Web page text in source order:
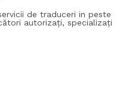
de traduceri in peste
autorizați, specializați